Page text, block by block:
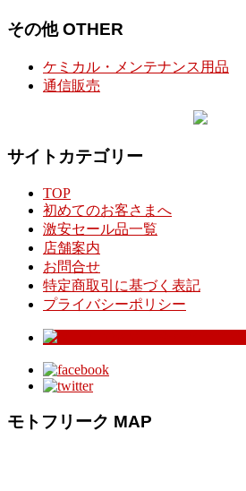
その他 OTHER
ケミカル・メンテナンス用品
通信販売
サイトカテゴリー
TOP
初めてのお客さまへ
激安セール品一覧
店舗案内
お問合せ
特定商取引に基づく表記
プライバシーポリシー
モトフリーク MAP